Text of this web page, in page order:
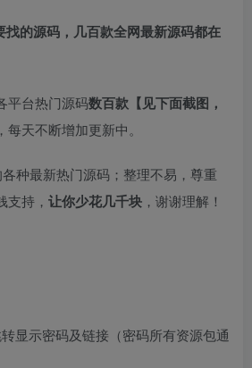
找的源码，几百款全网最新源码都在
平台热门源码数百款【见下面截图，
，每天不断增加更新中。
种最新热门源码；整理不易，尊重
支持， 让你少花几千块 ，谢谢理解！
显示密码及链接（密码所有资源包通